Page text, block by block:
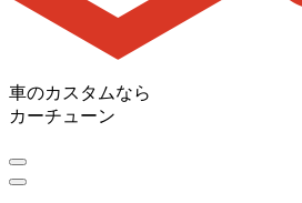
車のカスタムなら
カーチューン